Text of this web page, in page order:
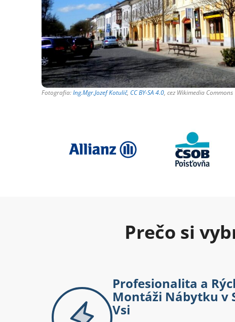
Fotografia:Ing.Mgr.Jozef Kotulič, CC BY-SA 4.0, cez Wikimedia Commons
Prečo si
Profesionalita a
Montáži Nábytku v
Vsi